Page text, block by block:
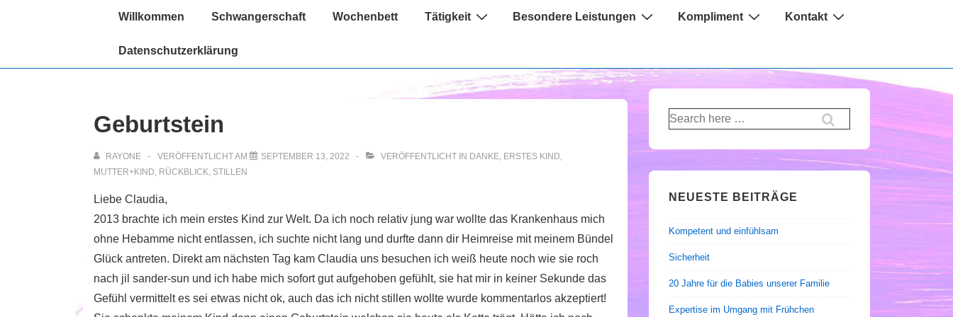
Hauptnavigation
Willkommen Schwangerschaft Wochenbett Tätigkeit Besondere Leistungen Kompliment Kontakt
Datenschutzerklärung
Geburtstein
RAYONE VERÖFFENTLICHT AM SEPTEMBER 13, 2022 VERÖFFENTLICHT IN DANKE, ERSTES KIND,
MUTTER+KIND, RÜCKBLICK, STILLEN
Liebe Claudia,
2013 brachte ich mein erstes Kind zur Welt. Da ich noch relativ jung war wollte das Krankenhaus mich
ohne Hebamme nicht entlassen, ich suchte nicht lang und durfte dann dir Heimreise mit meinem Bündel
Glück antreten. Direkt am nächsten Tag kam Claudia uns besuchen ich weiß heute noch wie sie roch
nach jil sander-sun und ich habe mich sofort gut aufgehoben gefühlt, sie hat mir in keiner Sekunde das
Gefühl vermittelt es sei etwas nicht ok, auch das ich nicht stillen wollte wurde kommentarlos akzeptiert!
Suche
nach:
NEUESTE BEITRÄGE
Kompetent und einfühlsam
Sicherheit
20 Jahre für die Babies unserer Familie
Expertise im Umgang mit Frühchen